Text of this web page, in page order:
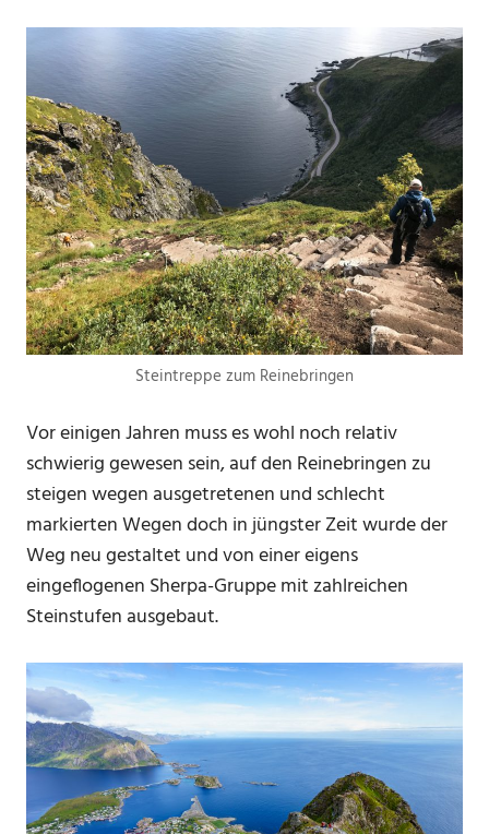
Steintreppe zum Reinebringen
Vor einigen Jahren muss es wohl noch relativ
schwierig gewesen sein, auf den Reinebringen zu
steigen wegen ausgetretenen und schlecht
markierten Wegen doch in jüngster Zeit wurde der
Weg neu gestaltet und von einer eigens
eingeflogenen Sherpa-Gruppe mit zahlreichen
Steinstufen ausgebaut.